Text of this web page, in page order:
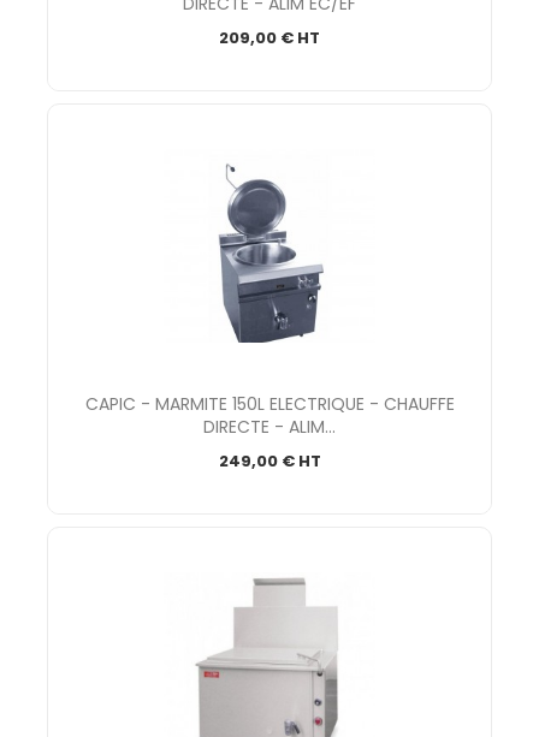
209,00 € HT
CAPIC - MARMITE 150L ELECTRIQUE - CHAUFFE
DIRECTE - ALIM...
249,00 € HT